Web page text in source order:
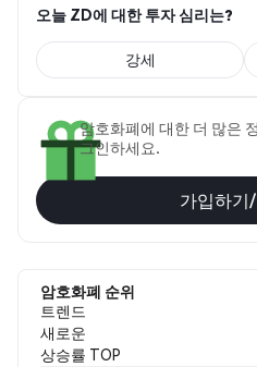
오늘 ZD에 대한 투자 심리는?
강세
암호화폐에 대한 더 많은
그인하세요.
가입하기
암호화폐 순위
트렌드
새로운
상승률 TOP